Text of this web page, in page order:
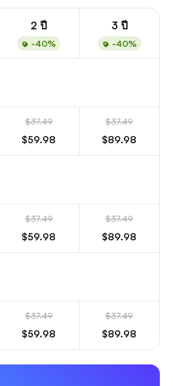
2 ปี
-40%
3 ปี
-40%
$37.49
$59.98
$37.49
$89.98
$37.49
$59.98
$37.49
$89.98
$37.49
$59.98
$37.49
$89.98